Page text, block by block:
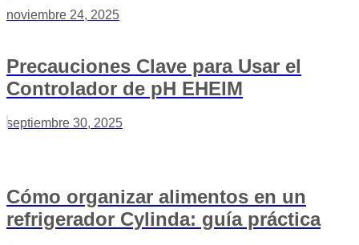
noviembre 24, 2025
Precauciones Clave para Usar el
Controlador de pH EHEIM
septiembre 30, 2025
Cómo organizar alimentos en un
refrigerador Cylinda: guía práctica